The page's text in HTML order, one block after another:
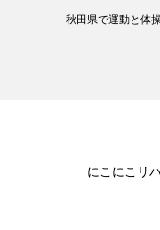
秋田県で運動と体
にこにこリ